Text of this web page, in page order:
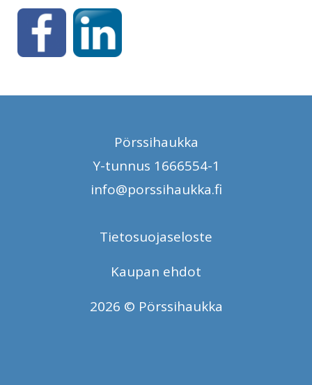
Pörssihaukka
Y-tunnus 1666554-1
info@porssihaukka.fi
Tietosuojaseloste
Kaupan ehdot
2026 © Pörssihaukka